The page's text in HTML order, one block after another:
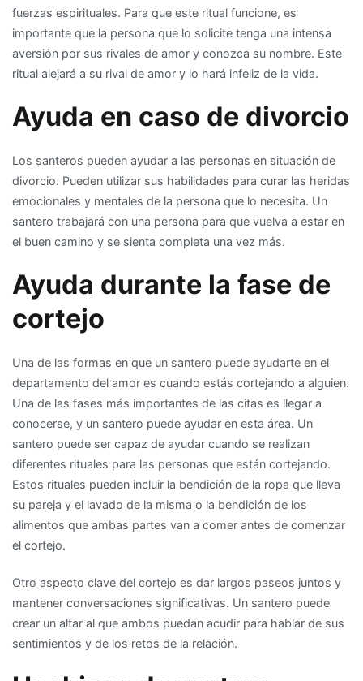
fuerzas espirituales. Para que este ritual funcione, es
importante que la persona que lo solicite tenga una intensa
aversión por sus rivales de amor y conozca su nombre. Este
ritual alejará a su rival de amor y lo hará infeliz de la vida.
Ayuda en caso de divorcio
Los santeros pueden ayudar a las personas en situación de
divorcio. Pueden utilizar sus habilidades para curar las heridas
emocionales y mentales de la persona que lo necesita. Un
santero trabajará con una persona para que vuelva a estar en
el buen camino y se sienta completa una vez más.
Ayuda durante la fase de
cortejo
Una de las formas en que un santero puede ayudarte en el
departamento del amor es cuando estás cortejando a alguien.
Una de las fases más importantes de las citas es llegar a
conocerse, y un santero puede ayudar en esta área. Un
santero puede ser capaz de ayudar cuando se realizan
diferentes rituales para las personas que están cortejando.
Estos rituales pueden incluir la bendición de la ropa que lleva
su pareja y el lavado de la misma o la bendición de los
alimentos que ambas partes van a comer antes de comenzar
el cortejo.
Otro aspecto clave del cortejo es dar largos paseos juntos y
mantener conversaciones significativas. Un santero puede
crear un altar al que ambos puedan acudir para hablar de sus
sentimientos y de los retos de la relación.